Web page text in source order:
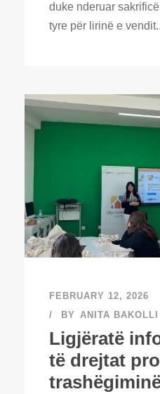
duke nderuar
tyre për lirinë e
FEBRUARY 12, 2026
BY ANITA BAKOLLI
Ligjëratë
të drejtat